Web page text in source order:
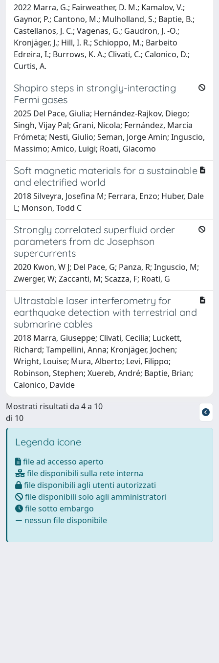
2022 Marra, G.; Fairweather, D. M.; Kamalov, V.;
Gaynor, P.; Cantono, M.; Mulholland, S.; Baptie, B.;
Castellanos, J. C.; Vagenas, G.; Gaudron, J. -O.;
Kronjäger, J.; Hill, I. R.; Schioppo, M.; Barbeito
Edreira, I.; Burrows, K. A.; Clivati, C.; Calonico, D.;
Curtis, A.
Shapiro steps in strongly-interacting
Fermi gases
2025 Del Pace, Giulia; Hernández-Rajkov, Diego;
Singh, Vijay Pal; Grani, Nicola; Fernández, Marcia
Frómeta; Nesti, Giulio; Seman, Jorge Amin; Inguscio,
Massimo; Amico, Luigi; Roati, Giacomo
Soft magnetic materials for a sustainable
and electrified world
2018 Silveyra, Josefina M; Ferrara, Enzo; Huber, Dale
L; Monson, Todd C
Strongly correlated superfluid order
parameters from dc Josephson
supercurrents
2020 Kwon, W J; Del Pace, G; Panza, R; Inguscio, M;
Zwerger, W; Zaccanti, M; Scazza, F; Roati, G
Ultrastable laser interferometry for
earthquake detection with terrestrial and
submarine cables
2018 Marra, Giuseppe; Clivati, Cecilia; Luckett,
Richard; Tampellini, Anna; Kronjäger, Jochen;
Wright, Louise; Mura, Alberto; Levi, Filippo;
Robinson, Stephen; Xuereb, André; Baptie, Brian;
Calonico, Davide
Mostrati risultati da 4 a 10
di 10
Legenda icone
file ad accesso aperto
file disponibili sulla rete interna
file disponibili agli utenti autorizzati
file disponibili solo agli amministratori
file sotto embargo
nessun file disponibile